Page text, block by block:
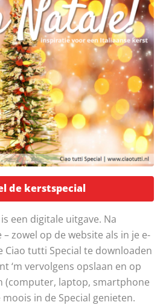
de kerstspecial
een digitale uitgave. Na
zowel op de website als in je e-
Ciao tutti Special te downloaden
‘m vervolgens opslaan en op
(computer, laptop, smartphone
in de Special genieten.